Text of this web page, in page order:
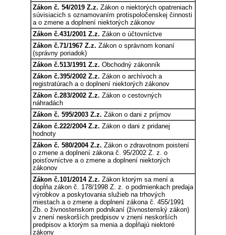
Zákon č. 54/2019 Z.z. Zákon o niektorých opatreniach
súvisiacich s oznamovaním protispoločenskej činnosti
a o zmene a doplnení niektorých zákonov
Zákon č.431/2001 Z.z. Zákon o účtovníctve
Zákon č.71/1967 Z.z. Zákon o správnom konaní
(správny poriadok)
Zákon č.513/1991 Z.z. Obchodný zákonník
Zákon č.395/2002 Z.z. Zákon o archívoch a
registratúrach a o doplnení niektorých zákonov
Zákon č.283/2002 Z.z. Zákon o cestovných
náhradách
Zákon č. 595/2003 Z.z. Zákon o dani z príjmov
Zákon č.222/2004 Z.z. Zákon o dani z pridanej
hodnoty
Zákon č. 580/2004 Z.z. Zákon o zdravotnom poistení
o zmene a doplnení zákona č. 95/2002 Z. z. o
poisťovníctve a o zmene a doplnení niektorých
zákonov
Zákon č.101/2014 Z.z. Zákon ktorým sa mení a
dopĺňa zákon č. 178/1998 Z. z. o podmienkach predaja
výrobkov a poskytovania služieb na trhových
miestach a o zmene a doplnení zákona č. 455/1991
Zb. o živnostenskom podnikaní (živnostenský zákon)
v znení neskorších predpisov v znení neskorších
predpisov a ktorým sa menia a dopĺňajú niektoré
zákony